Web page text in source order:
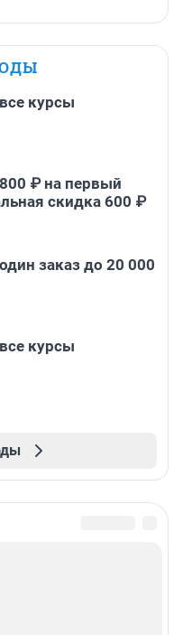
курсы
₽ на первый
скидка 600 ₽
заказ до 20 000
курсы